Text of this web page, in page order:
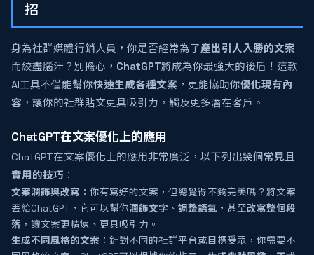
招
身為社群媒體行銷人員，你是否經常為了產出引人入勝的文案
而絞盡腦汁？別擔心， ChatGPT將成為你最強大的後盾！這款
AI工具不僅能幫你快速生成各種文案 ，更能協助你優化現有內
容 ，讓你的社群貼文更具吸引力，觸及更多潛在客戶。
ChatGPT在文案優化上的應用
ChatGPT在文案優化上的應用非常廣泛，以下列出幾個 常見且
實用的技巧 ：
文案潤飾與改寫 ：你有寫好的文案，但總覺得不夠完美嗎？將文案
丟給ChatGPT，它可以幫你潤飾文字 、 調整語氣 ，甚至改寫整個段
落 ，讓文案更精煉、更具吸引力。
生成不同風格的文案 ：針對不同的社群平台或目標受眾，你需要不